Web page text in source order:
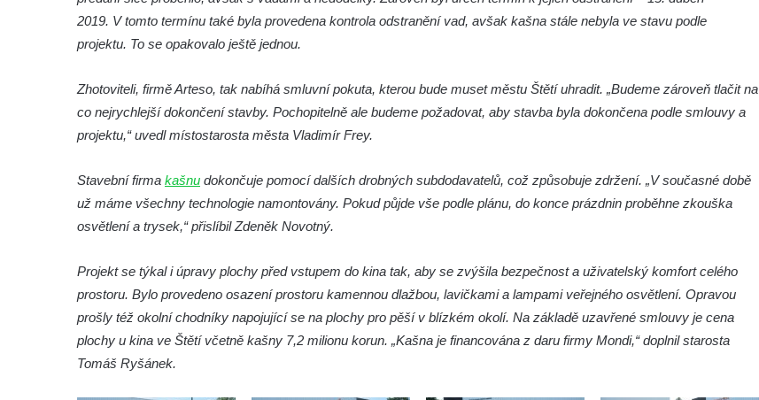
Leipzig
Kamenná kašna na styku tří CHKO v České
Kašna na náměstí Míru v Bochově
Duchcově
Kašna s reliéfem v Knížecí zahradě v
Duchcově
Kašna u sochy svatého Jakuba della Marca
u kláštera v Hejnicích
2019. V tomto termínu také byla provedena kontrola odstranění vad, avšak kašna stále nebyla ve stavu podle
projektu. To se opakovalo ještě jednou.
Zhotoviteli, firmě Arteso, tak nabíhá smluvní pokuta, kterou bude muset městu Štětí uhradit. „Budeme zároveň tlačit na
co nejrychlejší dokončení stavby. Pochopitelně ale budeme požadovat, aby stavba byla dokončena podle smlouvy a
projektu,“ uvedl místostarosta města Vladimír Frey.
Stavební firma kašnu dokončuje pomocí dalších drobných subdodavatelů, což způsobuje zdržení. „V současné době
už máme všechny technologie namontovány. Pokud půjde vše podle plánu, do konce prázdnin proběhne zkouška
osvětlení a trysek,“ přislíbil Zdeněk Novotný.
Projekt se týkal i úpravy plochy před vstupem do kina tak, aby se zvýšila bezpečnost a uživatelský komfort celého
prostoru. Bylo provedeno osazení prostoru kamennou dlažbou, lavičkami a lampami veřejného osvětlení. Opravou
prošly též okolní chodníky napojující se na plochy pro pěší v blízkém okolí. Na základě uzavřené smlouvy je cena
plochy u kina ve Štětí včetně kašny 7,2 milionu korun. „Kašna je financována z daru firmy Mondi,“ doplnil starosta
Tomáš Ryšánek.